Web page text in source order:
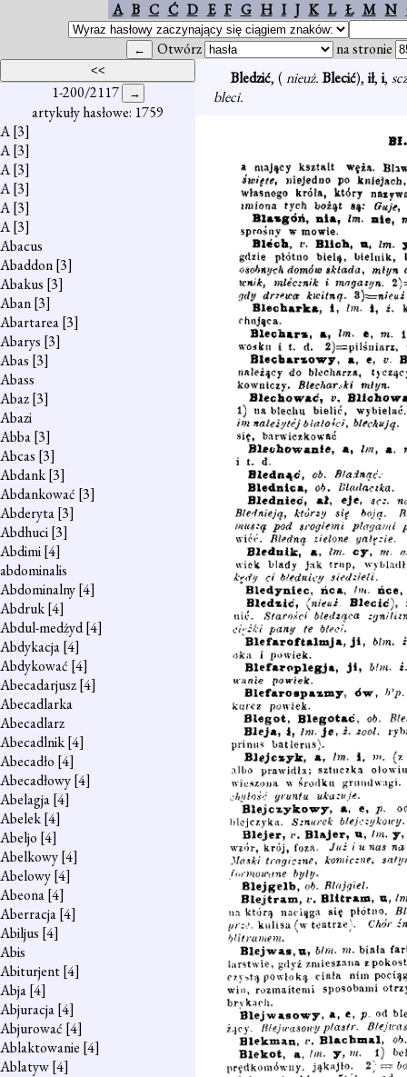
A B C Ć D E F G H I J K L Ł M N
Otwórz na stronie
1-200/2117
artykuły hasłowe: 1759
A[3]
A[3]
A[3]
A[3]
A[3]
A[3]
Abacus
Abaddon[3]
Abakus [3]
Aban[3]
Abartarea[3]
Abarys [3]
Abas [3]
Abass
Abaz[3]
Abazi
Abba[3]
Abcas [3]
Abdank[3]
Abdankować [3]
Abderyta[3]
Abdhuci[3]
Abdimi[4]
abdominalis
Abdominalny[4]
Abdruk[4]
Abdul-medżyd[4]
Abdykacja[4]
Abdykować [4]
Abecadarjusz[4]
Abecadlarka
Abecadlarz
Abecadlnik[4]
Abecadło [4]
Abecadłowy[4]
Abelagja[4]
Abelek[4]
Abeljo [4]
Abelkowy[4]
Abelowy[4]
Abeona[4]
Aberracja[4]
Abiljus [4]
Abis
Abiturjent[4]
Abja[4]
Abjuracja[4]
Abjurować [4]
Ablaktowanie [4]
Ablatyw[4]
Bledzić, (nieuż. Blecić),ił,i,
bleci.